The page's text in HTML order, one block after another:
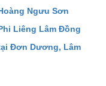
Ngưu Sơn
Liêng Lâm Đồng
Đơn Dương, Lâm